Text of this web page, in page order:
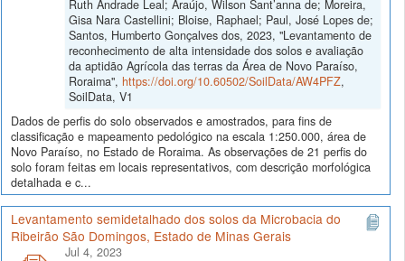
Ruth Andrade Leal; Araújo, Wilson Sant’anna de; Moreira,
Gisa Nara Castellini; Bloise, Raphael; Paul, José Lopes de;
Santos, Humberto Gonçalves dos, 2023, "Levantamento de
reconhecimento de alta intensidade dos solos e avaliação
da aptidão Agrícola das terras da Área de Novo Paraíso,
Roraima", https://doi.org/10.60502/SoilData/AW4PFZ,
SoilData, V1
Dados de perfis do solo observados e amostrados, para fins de
classificação e mapeamento pedológico na escala 1:250.000, área de
Novo Paraíso, no Estado de Roraima. As observações de 21 perfis do
solo foram feitas em locais representativos, com descrição morfológica
detalhada e c...
Levantamento semidetalhado dos solos da Microbacia do
Ribeirão São Domingos, Estado de Minas Gerais
Jul 4, 2023